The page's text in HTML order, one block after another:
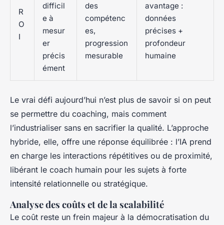
R
O
I
difficil
e à
mesur
er
précis
ément
des
compétenc
es,
progression
mesurable
avantage :
données
précises +
profondeur
humaine
Le vrai défi aujourd’hui n’est plus de savoir si on peut
se permettre du coaching, mais comment
l’industrialiser sans en sacrifier la qualité. L’approche
hybride, elle, offre une réponse équilibrée : l’IA prend
en charge les interactions répétitives ou de proximité,
libérant le coach humain pour les sujets à forte
intensité relationnelle ou stratégique.
Analyse des coûts et de la scalabilité
Le coût reste un frein majeur à la démocratisation du